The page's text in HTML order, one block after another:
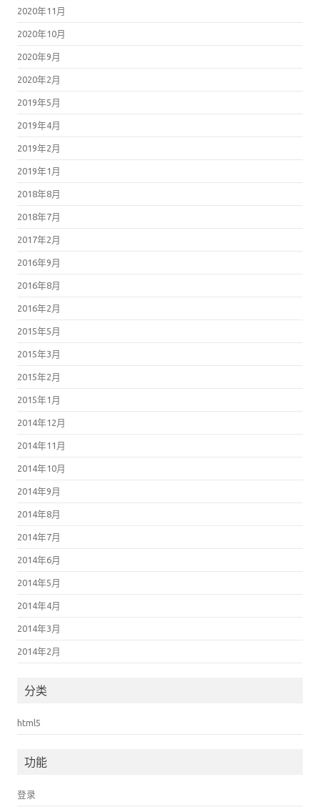
2020年11月
2020年10月
2020年9月
2020年2月
2019年5月
2019年4月
2019年2月
2019年1月
2018年8月
2018年7月
2017年2月
2016年9月
2016年8月
2016年2月
2015年5月
2015年3月
2015年2月
2015年1月
2014年12月
2014年11月
2014年10月
2014年9月
2014年8月
2014年7月
2014年6月
2014年5月
2014年4月
2014年3月
2014年2月
分类
html5
功能
登录